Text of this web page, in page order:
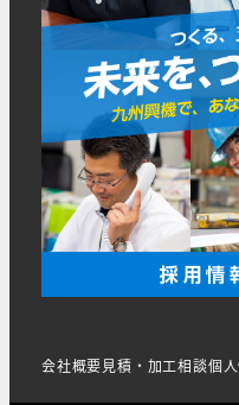
会社概要見積・加工相談個